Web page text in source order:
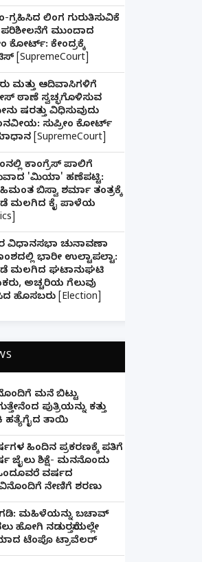
ಗ್ರಹಿಸಿದ ಲಿಂಗ ಗುರುತಿಸುವಿಕೆ
ಪರಿಶೀಲನೆಗೆ ಮುಂದಾದ
ಕೋರ್ಟ್: ಕೇಂದ್ರಕ್ಕೆ
[SupremeCourt]
ಮತ್ತು ಆದಿವಾಸಿಗಳಿಗೆ
ಠಾಣೆ ಸ್ವಚ್ಛಗೊಳಿಸುವ
ಷರತ್ತು ವಿಧಿಸುವುದು
ಸುಪ್ರೀಂ ಕೋರ್ಟ್
[SupremeCourt]
ಕಾಂಗ್ರೆಸ್ ಪಾಲಿಗೆ
'ಮಿಯಾ' ಹಣೆಪಟ್ಟಿ:
ಬಿಸ್ವಾ ಶರ್ಮಾ ತಂತ್ರಕ್ಕೆ
ಮಲಗಿದ ಕೈ ಪಾಳೆಯ
ವಿಧಾನಸಭಾ ಚುನಾವಣಾ
ಭಾರೀ ಉಲ್ಟಾಪಲ್ಟಾ:
ಮಲಗಿದ ಘಟಾನುಘಟಿ
ಅಚ್ಚರಿಯ ಗೆಲುವು
ಹೊಸಬರು [Election]
ಮನೆ ಬಿಟ್ಟು
ಪುತ್ರಿಯನ್ನು ಕತ್ತು
ಹತ್ಯೆಗೈದ ತಾಯಿ
ಹಿಂದಿನ ಪ್ರಕರಣಕ್ಕೆ ಪತಿಗೆ
ಜೈಲು ಶಿಕ್ಷೆ- ಮನನೊಂದು
ವರ್ಷದ
ನೇಣಿಗೆ ಶರಣು
ಮಹಿಳೆಯನ್ನು ಬಚಾವ್
ಹೋಗಿ ನಡುರಸ್ತೆಯಲ್ಲೇ
ಟೆಂಪೊ ಟ್ರಾವೆಲರ್